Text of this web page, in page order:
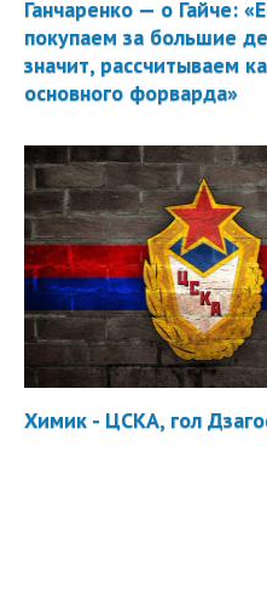
Ганчаренко — о Гайче:
покупаем за большие
значит, рассчитываем
основного форварда»
Химик - ЦСКА, гол